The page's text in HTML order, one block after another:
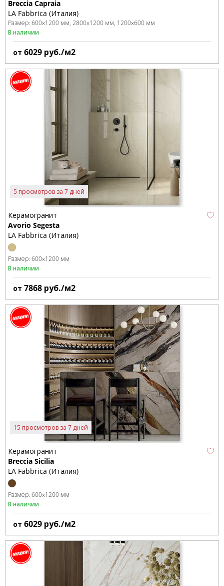
Breccia Capraia
LA Fabbrica (Италия)
Размер: 600x1200 мм 2800x1200 мм 1200x600 мм
В наличии
от 6029 руб./м2
5 просмотров за 7 дней
Керамогранит
Avorio Segesta
LA Fabbrica (Италия)
Размер: 600x1200 мм
В наличии
от 7868 руб./м2
15 просмотров за 7 дней
Керамогранит
Breccia Sicilia
LA Fabbrica (Италия)
Размер: 600x1200 мм
В наличии
от 6029 руб./м2